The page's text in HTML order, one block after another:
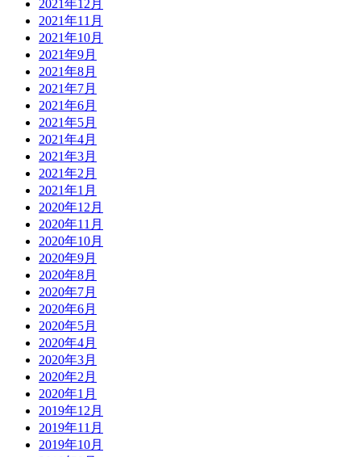
2021年12月
2021年11月
2021年10月
2021年9月
2021年8月
2021年7月
2021年6月
2021年5月
2021年4月
2021年3月
2021年2月
2021年1月
2020年12月
2020年11月
2020年10月
2020年9月
2020年8月
2020年7月
2020年6月
2020年5月
2020年4月
2020年3月
2020年2月
2020年1月
2019年12月
2019年11月
2019年10月